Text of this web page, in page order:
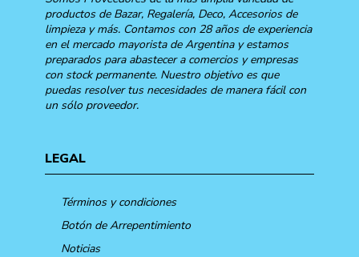
productos de Bazar, Regalería, Deco, Accesorios de
limpieza y más. Contamos con 28 años de experiencia
en el mercado mayorista de Argentina y estamos
preparados para abastecer a comercios y empresas
con stock permanente. Nuestro objetivo es que
puedas resolver tus necesidades de manera fácil con
un sólo proveedor.
LEGAL
Términos y condiciones
Botón de Arrepentimiento
Noticias